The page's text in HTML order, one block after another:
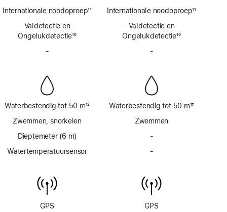
noodmelding
via
satelliet
Internationale noodoproep11
Valdetectie en
Ongelukdetectie10
-
Waterbestendig tot 50 m12
Zwemmen, snorkelen
Dieptemeter (6 m)
Watertemperatuursensor
GPS
noodmelding
via
satelliet
Internationale noodoproep11
Valdetectie en
Ongelukdetectie10
-
Waterbestendig tot 50 m17
Zwemmen
-
-
GPS